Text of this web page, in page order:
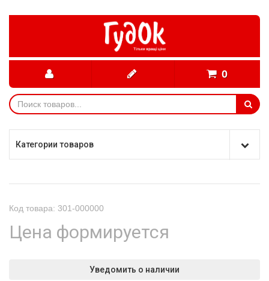
0
Категории товаров
Код товара: 301-000000
Цена формируется
Уведомить о наличии